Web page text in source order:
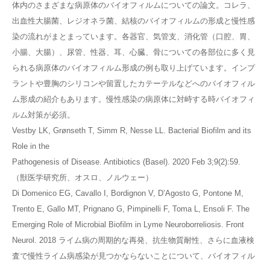
体内のさまざまな病原体のバイオフィルムについての論文。コレラ、
出血性大腸菌、レジオネラ菌、結核のバイオフィルムの形成と慢性感
染の流れがまとまっています。各器官、気管支、消化管（口腔、胃、
小腸、大腸）、尿管、性器、耳、心臓、骨についての各部位に多く見
られる病原体のバイオフィルム形成の例も取り上げています。インプ
ラントや豊胸のシリコンや留置したカテーテルなどへのバイオフィル
ム形成の紹介もあります。慢性感染の病原体に対峙する時バイオフィ
ルム対策が必須。
Vestby LK, Grønseth T, Simm R, Nesse LL. Bacterial Biofilm and its
Role in the
Pathogenesis of Disease. Antibiotics (Basel). 2020 Feb 3;9(2):59.
（獣医学研究所、オスロ、ノルウェー）
Di Domenico EG, Cavallo I, Bordignon V, D’Agosto G, Pontone M,
Trento E, Gallo MT, Prignano G, Pimpinelli F, Toma L, Ensoli F. The
Emerging Role of Microbial Biofilm in Lyme Neuroborreliosis. Front
Neurol. 2018 ライム病の周期的な再発、抗生物質耐性、さらに血液検
査で慢性ライム病感染が見つかならないことについて、バイオフィル